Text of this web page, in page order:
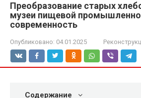
Преобразование старых
музеи пищевой
современность
Опубликовано: 04.01.2025
Содержание